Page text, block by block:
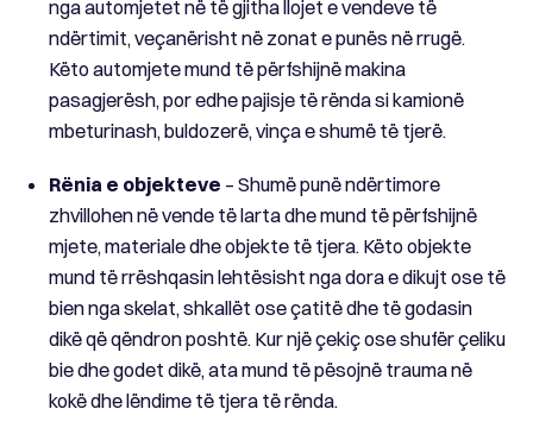
nga automjetet në të gjitha llojet e vendeve të
ndërtimit, veçanërisht në zonat e punës në rrugë.
Këto automjete mund të përfshijnë makina
pasagjerësh, por edhe pajisje të rënda si kamionë
mbeturinash, buldozerë, vinça e shumë të tjerë.
Rënia e objekteve – Shumë punë ndërtimore
zhvillohen në vende të larta dhe mund të përfshijnë
mjete, materiale dhe objekte të tjera. Këto objekte
mund të rrëshqasin lehtësisht nga dora e dikujt ose të
bien nga skelat, shkallët ose çatitë dhe të godasin
dikë që qëndron poshtë. Kur një çekiç ose shufër çeliku
bie dhe godet dikë, ata mund të pësojnë trauma në
kokë dhe lëndime të tjera të rënda.